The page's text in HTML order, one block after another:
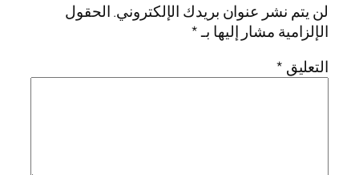
لن يتم نشر عنوان بريدك الإلكتروني.الحقول
الإلزامية مشار إليها بـ*
التعليق *